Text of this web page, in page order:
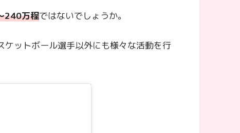
240万程ではないでしょうか。
ットボール選手以外にも様々な活動を行